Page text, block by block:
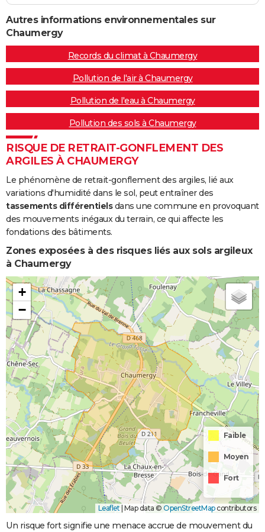
Autres informations environnementales sur
Chaumergy
Records du climat à Chaumergy
Pollution de l'air à Chaumergy
Pollution de l'eau à Chaumergy
Pollution des sols à Chaumergy
RISQUE DE RETRAIT-GONFLEMENT DES
ARGILES À CHAUMERGY
Le phénomène de retrait-gonflement des argiles, lié aux
variations d'humidité dans le sol, peut entraîner des
tassements différentielsdans une commune en provoquant
des mouvements inégaux du terrain, ce qui affecte les
fondations des bâtiments.
Zones exposées à des risques liés aux sols argileux
à Chaumergy
+
−
Faible
Moyen
Fort
Leaflet | Map data © OpenStreetMapcontributors
Un risque fort signifie une menace accrue de mouvement du